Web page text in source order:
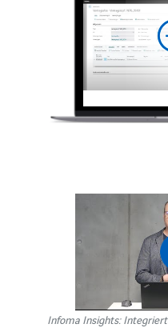
Infoma Insights: